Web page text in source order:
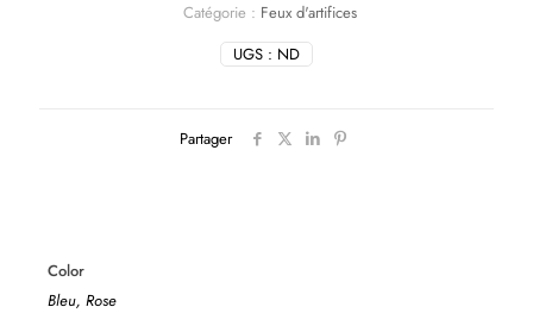
UGS : ND
Catégorie : Feux d'artifices
Partager
Color
Bleu, Rose